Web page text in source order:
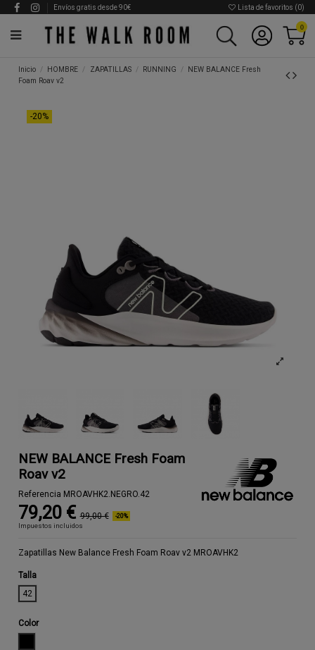
Envíos gratis desde 90€ Lista de favoritos (0)
0
Inicio HOMBRE ZAPATILLAS RUNNING
NEW BALANCE Fresh
Foam Roav v2
-20%
NEW BALANCE Fresh Foam
Roav v2
Referencia MROAVHK2.NEGRO.42
79,20 € 99,00 € -20%
Impuestos incluidos
Zapatillas New Balance Fresh Foam Roav v2 MROAVHK2
Talla
42
Color